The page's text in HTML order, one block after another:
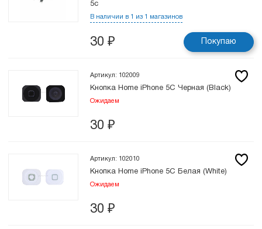
5c
В наличии в 1 из 1 магазинов
30 ₽ Покупаю
Артикул: 102009
Кнопка Home iPhone 5C Черная (Black)
Ожидаем
30 ₽
Артикул: 102010
Кнопка Home iPhone 5C Белая (White)
Ожидаем
30 ₽